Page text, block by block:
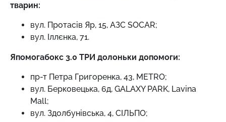
тварин:
вул. Протасів Яр, 15, АЗС SOCAR;
вул. Іллєнка, 71.
Япомогабокс 3.0 ТРИ долоньки допомоги:
пр-т Петра Григоренка, 43, METRO;
вул. Берковецька, 6д, GALAXY PARK, Lavina
Mall;
вул. Здолбунівська, 4, СІЛЬПО;